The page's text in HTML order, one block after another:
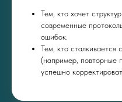
Тем, кто хочет
современные
ошибок.
Тем, кто сталкивается
(например, повторные
успешно